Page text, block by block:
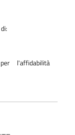
l'affidabilità